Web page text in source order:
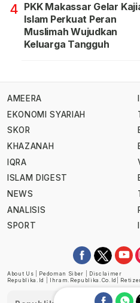
4 PKK Makassar Gelar
Islam Perkuat Peran
Muslimah Wujudkan
Keluarga Tangguh
AMEERA
EKONOMI SYARIAH
SKOR
KHAZANAH
IQRA
ISLAM DIGEST
NEWS
ANALISIS
SPORT
About Us Pedoman Siber
Disclaimer
Republika.id
Ihram.republika.co.id